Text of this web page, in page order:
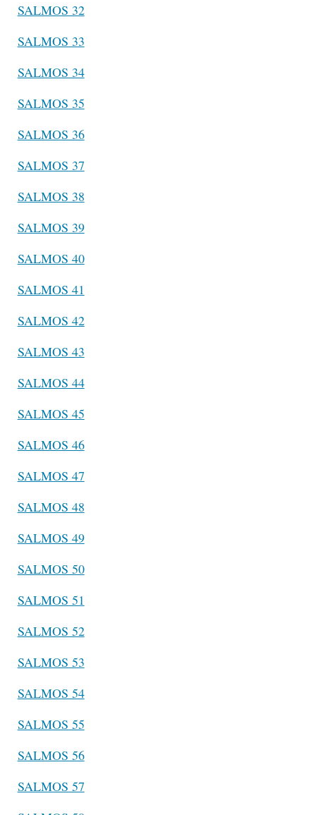
SALMOS 32
SALMOS 33
SALMOS 34
SALMOS 35
SALMOS 36
SALMOS 37
SALMOS 38
SALMOS 39
SALMOS 40
SALMOS 41
SALMOS 42
SALMOS 43
SALMOS 44
SALMOS 45
SALMOS 46
SALMOS 47
SALMOS 48
SALMOS 49
SALMOS 50
SALMOS 51
SALMOS 52
SALMOS 53
SALMOS 54
SALMOS 55
SALMOS 56
SALMOS 57